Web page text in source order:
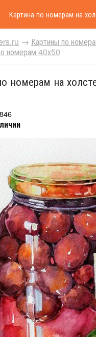
Картина по номерам на
→ Картины по
номерам 40х50
номерам на